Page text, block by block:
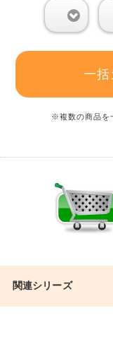
一括
※複数の商品を
関連シリーズ